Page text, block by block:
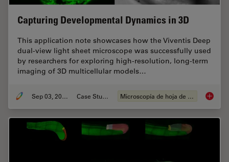
Capturing Developmental Dynamics in 3D
This application note showcases how the Viventis Deep
dual-view light sheet microscope was successfully used
by researchers for exploring high-resolution, long-term
imaging of 3D multicellular models…
Sep 03, 2025 Case Study Microscopía de hoja de luz